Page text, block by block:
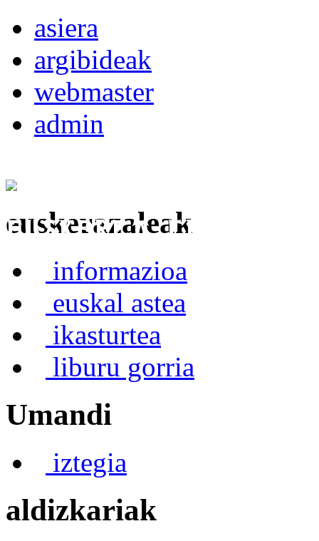
asiera
argibideak
webmaster
admin
Euskerea Erabilte
euskerazaleak
informazioa
euskal astea
ikasturtea
liburu gorria
Umandi
iztegia
aldizkariak